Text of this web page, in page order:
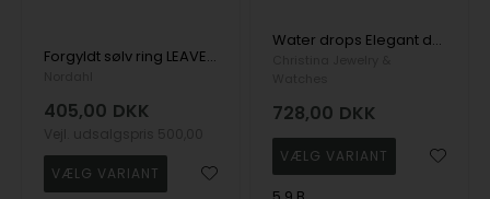
Forgyldt sølv ring LEAVES52 str. 50-60, fra Nordahl
405,00 DKK
Water drops Elegant dråbering, der slynger sig i 925 forgyldt sølv
728,00 DKK